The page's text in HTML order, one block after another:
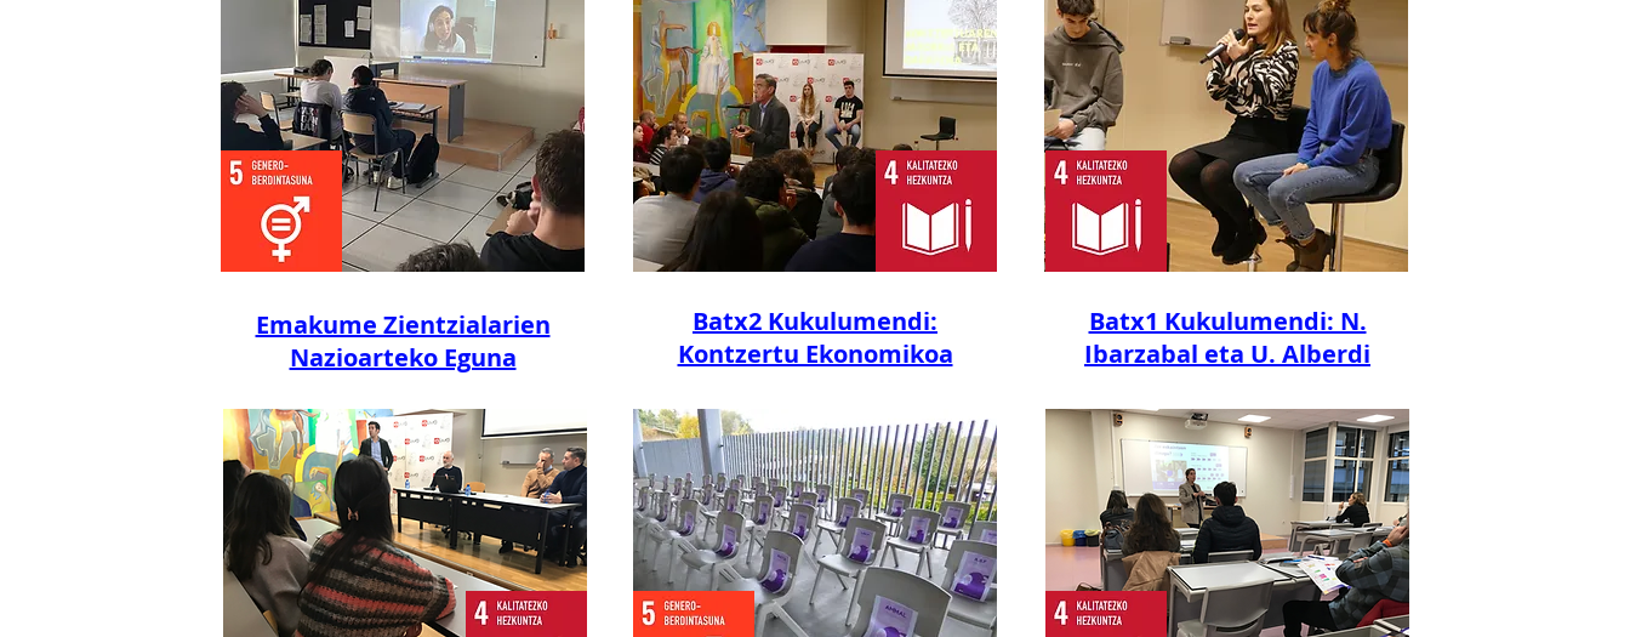
Emakume Zientzialarien
Nazioarteko Eguna
Batx2 Kukulumendi:
Kontzertu Ekonomikoa
Batx1 Kukulumendi: N.
Ibarzabal eta U. Alberdi